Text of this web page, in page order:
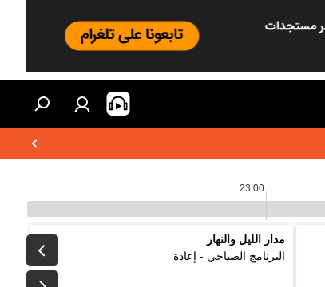
23:00
مدار الليل والنهار
البرنامج الصباحي - إعادة